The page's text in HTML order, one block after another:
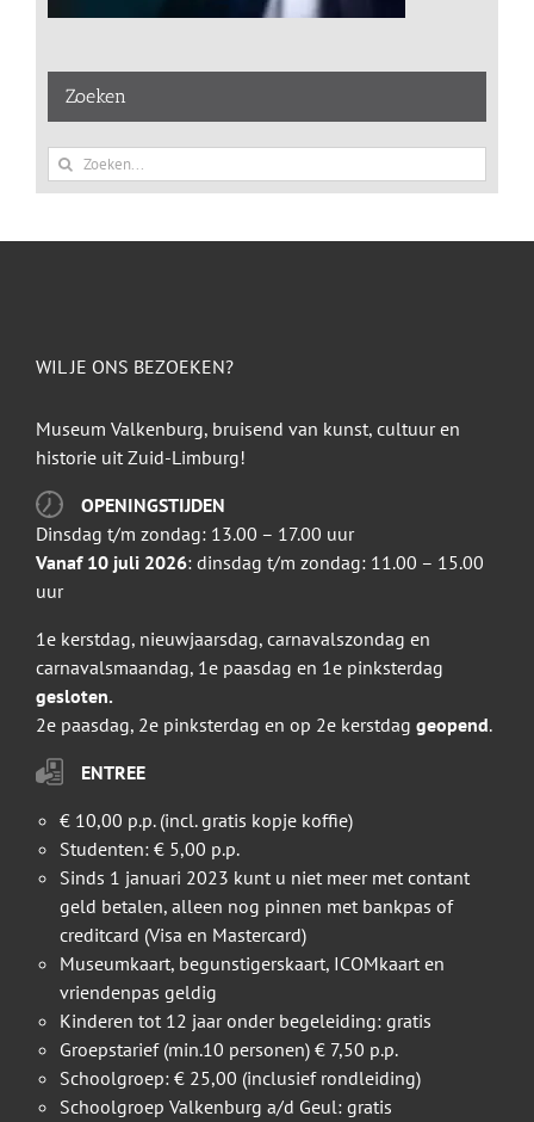
Zoeken
Zoeken
naar:
WIL JE ONS BEZOEKEN?
Museum Valkenburg, bruisend van kunst, cultuur en
historie uit Zuid-Limburg!
OPENINGSTIJDEN
Dinsdag t/m zondag: 13.00 – 17.00 uur
Vanaf 10 juli 2026: dinsdag t/m zondag: 11.00 – 15.00
uur
1e kerstdag, nieuwjaarsdag, carnavalszondag en
carnavalsmaandag, 1e paasdag en 1e pinksterdag
gesloten.
2e paasdag, 2e pinksterdag en op 2e kerstdag geopend.
ENTREE
€ 10,00 p.p. (incl. gratis kopje koffie)
Studenten: € 5,00 p.p.
Sinds 1 januari 2023 kunt u niet meer met contant
geld betalen, alleen nog pinnen met bankpas of
creditcard (Visa en Mastercard)
Museumkaart, begunstigerskaart, ICOMkaart en
vriendenpas geldig
Kinderen tot 12 jaar onder begeleiding: gratis
Groepstarief (min.10 personen) € 7,50 p.p.
Schoolgroep: € 25,00 (inclusief rondleiding)
Schoolgroep Valkenburg a/d Geul: gratis